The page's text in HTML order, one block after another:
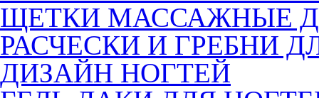
ЩЕТКИ МАССАЖНЫЕ
РАСЧЕСКИ И ГРЕБНИ
ДИЗАЙН НОГТЕЙ